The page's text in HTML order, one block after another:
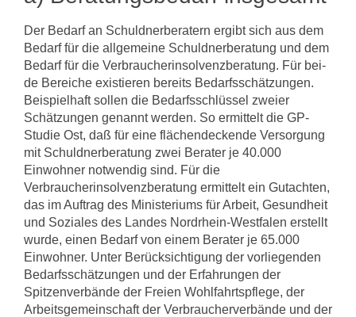
Der Bedarf an Schuldnerberatern ergibt sich aus dem
Bedarf für die allgemeine Schuldnerberatung und dem
Bedarf für die Verbraucherinsolvenzberatung. Für bei­
de Bereiche existieren bereits Bedarfsschätzungen.
Beispielhaft sollen die Bedarfs­schlüssel zweier
Schätzungen genannt werden. So ermittelt die GP-
Studie Ost, daß für eine flächendeckende Versorgung
mit Schuldnerberatung zwei Berater je 40.000
Einwohner notwendig sind. Für die
Verbraucherinsolvenzberatung ermittelt ein Gutachten,
das im Auftrag des Ministeriums für Arbeit, Gesundheit
und Sozia­les des Landes Nordrhein-Westfalen erstellt
wurde, einen Bedarf von einem Berater je 65.000
Einwohner. Unter Berücksichtigung der vorliegenden
Bedarfsschätzungen und der Erfahrungen der
Spitzenverbände der Freien Wohlfahrtspflege, der
Arbeitsgemeinschaft der Verbraucherverbände und der